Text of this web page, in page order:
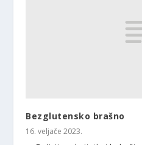
Bezglutensko brašno
16. veljače 2023.